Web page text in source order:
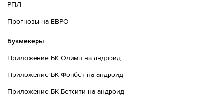
РПЛ
Прогнозы на ЕВРО
Букмекеры
Приложение БК Олимп на андроид
Приложение БК Фонбет на андроид
Приложение БК Бетсити на андроид